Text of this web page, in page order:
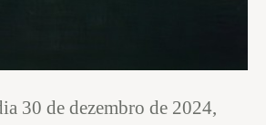
30 de dezembro de 2024,